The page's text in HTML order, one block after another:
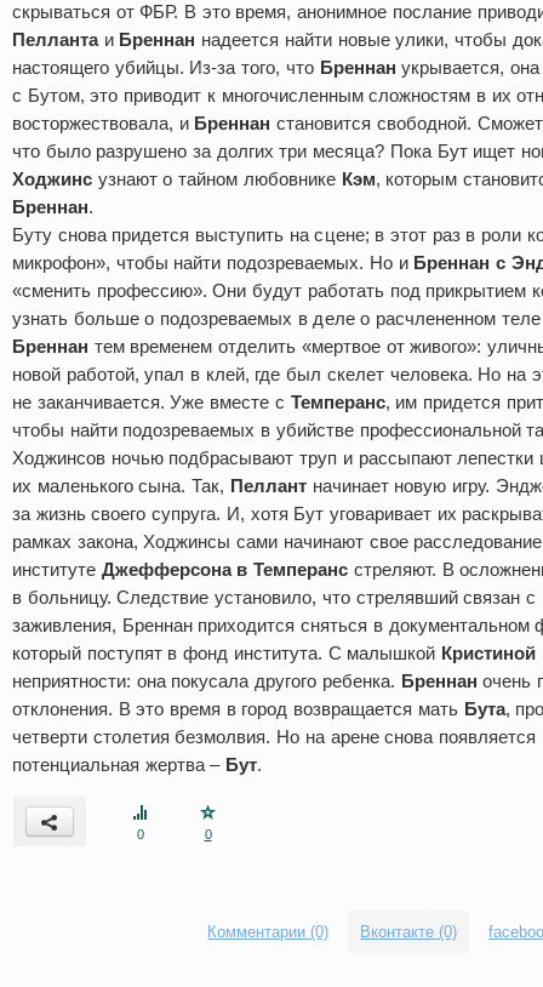
скрываться от ФБР. В это время, анонимное послание
Пеллантаи Бреннан надеется найти новые улики, чтобы
настоящего убийцы. Из-за того, что Бреннан укрывается,
с Бутом, это приводит к многочисленным сложностям в их
восторжествовала, и Бреннан становится свободной.
что было разрушено за долгих три месяца? Пока Бут ищет
Ходжинс узнают о тайном любовнике Кэм, которым
Бреннан.
Буту снова придется выступить на сцене; в этот раз в роли
микрофон», чтобы найти подозреваемых. Но и Бреннан с
«сменить профессию». Они будут работать под прикрытием
узнать больше о подозреваемых в деле о расчлененном теле
Бреннан тем временем отделить «мертвое от живого»:
новой работой, упал в клей, где был скелет человека. Но на
не заканчивается. Уже вместе с Темперанс, им придется
чтобы найти подозреваемых в убийстве профессиональной
Ходжинсов ночью подбрасывают труп и рассыпают лепестки
их маленького сына. Так, Пеллантначинает новую игру.
за жизнь своего супруга. И, хотя Бут уговаривает их
рамках закона, Ходжинсы сами начинают свое
институте Джефферсона в Темперанс стреляют. В
в больницу. Следствие установило, что стрелявший связан
заживления, Бреннан приходится сняться в документальном
который поступят в фонд института. С малышкой Кристиной
неприятности: она покусала другого ребенка. Бреннан очень
отклонения. В это время в город возвращается мать Бута,
четверти столетия безмолвия. Но на арене снова появляется
потенциальная жертва – Бут.
0 0
Комментарии (0) Вконтакте (0)